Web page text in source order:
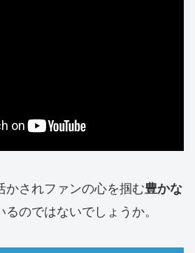
かされファンの心を掴む豊かな
のではないでしょうか。